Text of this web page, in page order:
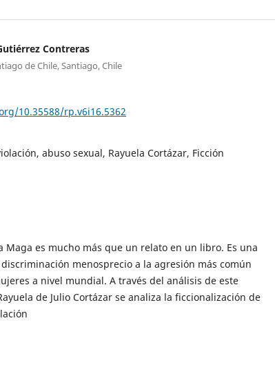
Contreras
de Chile, Santiago, Chile
10.35588/rp.v6i16.5362
abuso sexual, Rayuela Cortázar, Ficción
Maga es mucho más que un relato en un libro. Es una
menosprecio a la agresión más común
a nivel mundial. A través del análisis de este
de Julio Cortázar se analiza la ficcionalización de